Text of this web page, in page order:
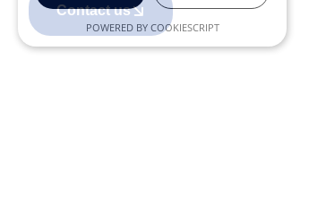
Contact us
POWERED BY COOKIESCRIPT